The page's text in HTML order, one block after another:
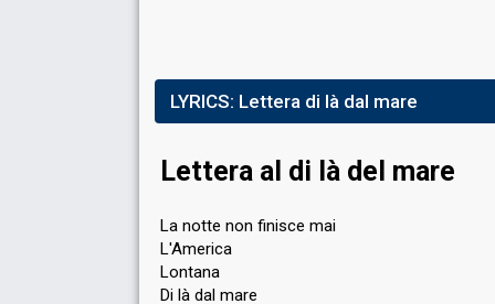
Ranking Total 12th (out of 25)
13th
Press Jury 6th
13th
Running order
16
Cover song
Guest artist
LYRICS: Lettera di là dal mare
Lettera al di là del mare
La notte non finisce mai
L'America
Lontana
Di là dal mare